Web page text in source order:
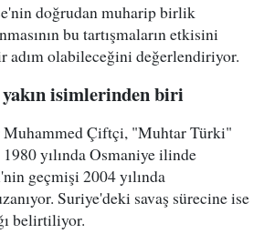
doğrudan muharip birlik
bu tartışmaların etkisini
adım olabileceğini değerlendiriyor.
isimlerinden biri
Muhammed Çiftçi, "Muhtar Türki"
yılında Osmaniye ilinde
geçmişi 2004 yılında
Suriye'deki savaş sürecine ise
belirtiliyor.